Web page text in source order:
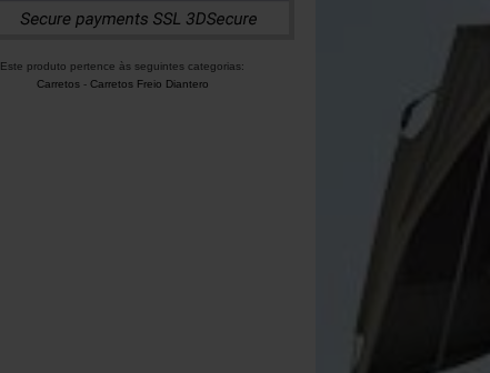
Este produto pertence às seguintes categorias:
Carretos- Carretos Freio Diantero